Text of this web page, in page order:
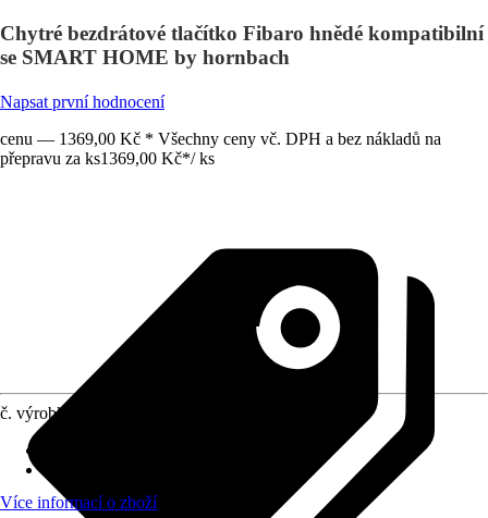
Chytré bezdrátové tlačítko Fibaro hnědé kompatibilní
se SMART HOME by hornbach
Napsat první hodnocení
cenu — 1369,00 Kč * Všechny ceny vč. DPH a bez nákladů na
přepravu za ks1369,00 Kč*/ ks
č. výrobku
Více informací o zboží